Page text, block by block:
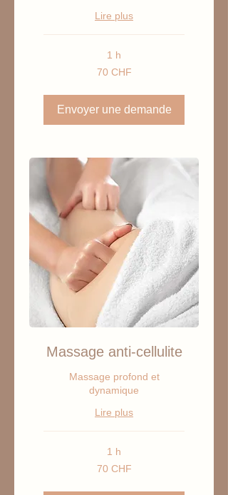
Lire plus
1 h
70 CHF
Envoyer une demande
Massage anti-cellulite
Massage profond et
dynamique
Lire plus
1 h
70 CHF